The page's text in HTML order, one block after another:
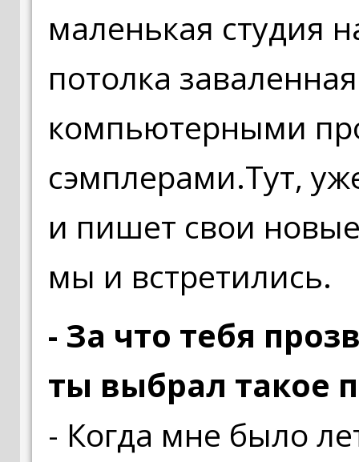
маленькая студия
потолка
компьютерными
сэмплерами.Тут,
и пишет свои
мы и встретились.
- За что тебя
ты выбрал такое
- Когда мне было